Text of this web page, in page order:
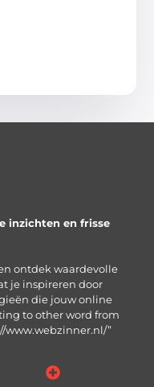
inzichten en frisse
ontdek waardevolle
je inspireren door
die jouw online
to other word from
www.webzinner.nl/”